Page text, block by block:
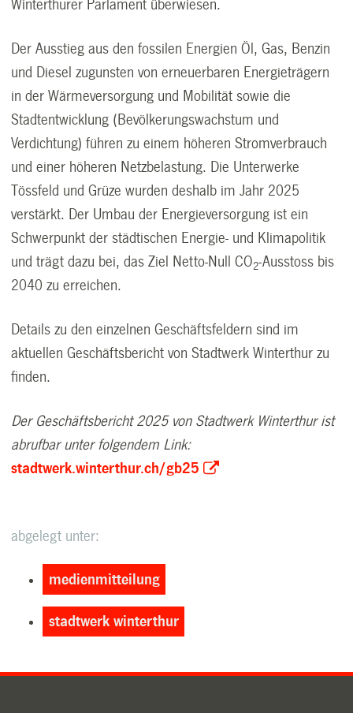
Winterthurer Parlament überwiesen.
Der Ausstieg aus den fossilen Energien Öl, Gas, Benzin
und Diesel zugunsten von erneuerbaren Energieträgern
in der Wärmeversorgung und Mobilität sowie die
Stadtentwicklung (Bevölkerungswachstum und
Verdichtung) führen zu einem höheren Stromverbrauch
und einer höheren Netzbelastung. Die Unterwerke
Tössfeld und Grüze wurden deshalb im Jahr 2025
verstärkt. Der Umbau der Energieversorgung ist ein
Schwerpunkt der städtischen Energie- und Klimapolitik
und trägt dazu bei, das Ziel Netto-Null CO2-Ausstoss bis
2040 zu erreichen.
Details zu den einzelnen Geschäftsfeldern sind im
aktuellen Geschäftsbericht von Stadtwerk Winterthur zu
finden.
Der Geschäftsbericht 2025 von Stadtwerk Winterthur ist
abrufbar unter folgendem Link:
stadtwerk.winterthur.ch/gb25
abgelegt unter:
medienmitteilung
stadtwerk winterthur